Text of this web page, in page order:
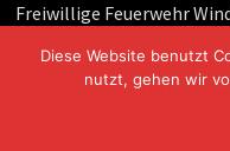
Freiwillige Feuerwehr
Diese Website benutzt
nutzt, gehen wir